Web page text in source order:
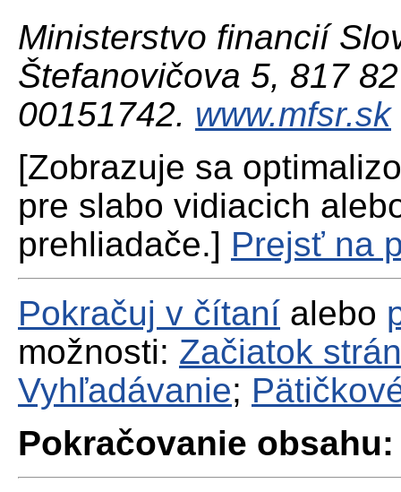
Ministerstvo financií
Štefanovičova 5, 817
00151742. www.mfsr.sk
[Zobrazuje sa
pre slabo vidiacich
prehliadače.] Prejsť na
Pokračuj v čítaní alebo
možnosti: Začiatok
Vyhľadávanie;
Pokračovanie obsahu: